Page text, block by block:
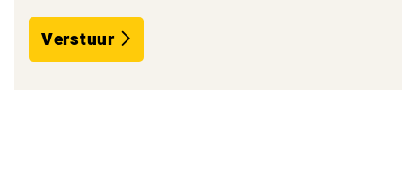
Verstuur